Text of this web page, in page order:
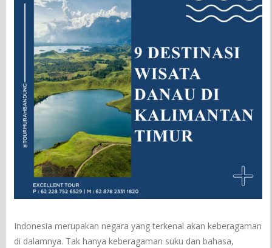
Indonesia merupakan negara yang terkenal akan keberagaman
di dalamnya. Tak hanya keberagaman suku dan bahasa,